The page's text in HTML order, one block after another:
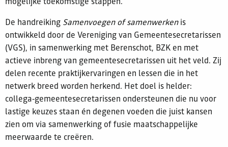
De handreikingSamenvoegen of samenwerkenis
ontwikkeld door de Vereniging van Gemeentesecretarissen
(VGS), in samenwerking met Berenschot, BZK en met
actieve inbreng van gemeentesecretarissen uit het veld. Zij
delen recente praktijkervaringen en lessen die in het
netwerk breed worden herkend. Het doel is helder:
collega‑gemeentesecretarissen ondersteunen die nu voor
lastige keuzes staan én degenen voeden die juist kansen
zien om via samenwerking of fusie maatschappelijke
meerwaarde te creëren.